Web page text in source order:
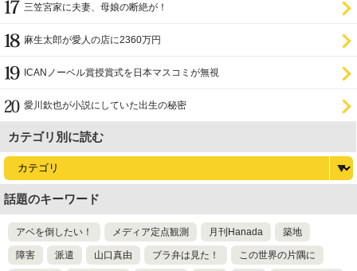
三笠宮家に夫妻、母娘の断絶が！
麻生太郎が愛人の店に2360万円
ICANノーベル賞授賞式を日本マスコミが無視
愛川欽也が小説にしていた出生の秘密
カテゴリ別に読む
話題のキーワード
アベを倒したい！ メディア定点観測 月刊Hanada 築地
障害 派遣 山口真由 ブラ弁は見た！ この世界の片隅に